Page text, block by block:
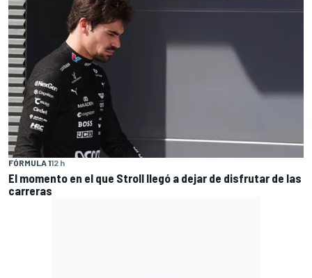
FÓRMULA 112 h
El momento en el que Stroll llegó a dejar de disfrutar de las
carreras